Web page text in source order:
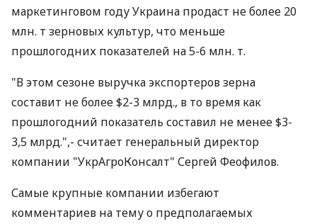
маркетинговом году Украина продаст не более 20
млн. т зерновых культур, что меньше
прошлогодних показателей на 5-6 млн. т.
"В этом сезоне выручка экспортеров зерна
составит не более $2-3 млрд., в то время как
прошлогодний показатель составил не менее $3-
3,5 млрд.",- считает генеральный директор
компании "УкрАгроКонсалт" Сергей Феофилов.
Самые крупные компании избегают
комментариев на тему о предполагаемых